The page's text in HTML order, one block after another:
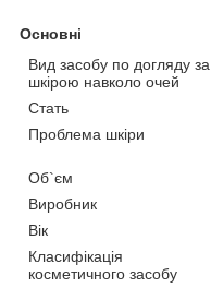
Основні
Вид засобу по догляду за
шкірою навколо очей
Стать
Проблема шкіри
Об`єм
Виробник
Вік
Класифікація
косметичного засобу